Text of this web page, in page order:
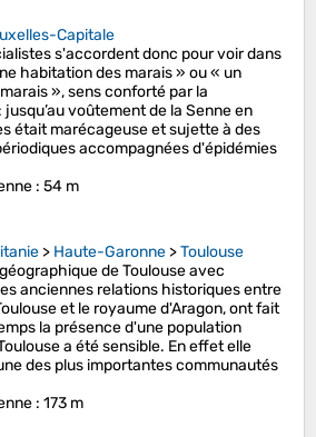
Capitale
s'accordent donc pour voir dans
habitation des marais » ou « un
», sens conforté par la
voûtement de la Senne en
était marécageuse et sujette à des
accompagnées d'épidémies
: 54 m
> Haute-Garonne >Toulouse
de Toulouse avec
anciennes relations historiques entre
et le royaume d'Aragon, ont fait
la présence d'une population
a été sensible. En effet elle
des plus importantes communautés
: 173 m